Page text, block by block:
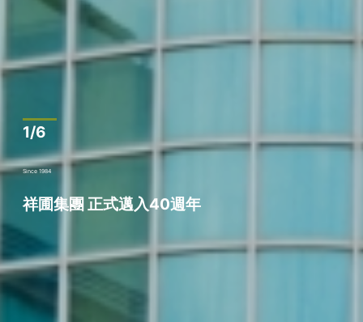
1/6
Since 1984
祥圃集團 正式邁入40週年